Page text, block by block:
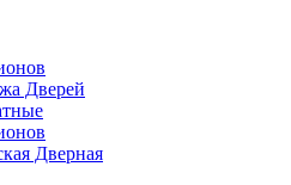
Дверей
Дверная